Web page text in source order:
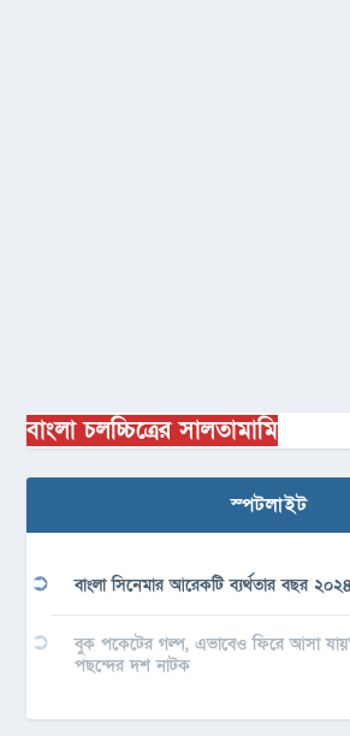
বাংলা চলচ্চিত্রের সালতামামি
স্পটলাইট
বাংলা সিনেমার আরেকটি ব্যর্থতার বছর ২০২৪
বুক পকেটের গল্প, এভাবেও ফিরে আসা
পছন্দের দশ নাটক